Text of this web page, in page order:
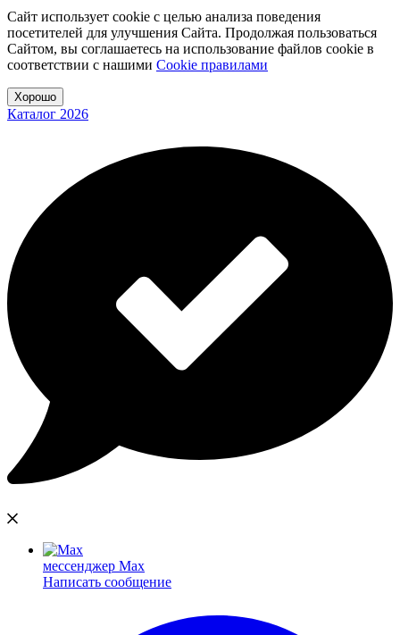
Сайт использует cookie с целью анализа поведения
посетителей для улучшения Сайта. Продолжая пользоваться
Сайтом, вы соглашаетесь на использование файлов cookie в
соответствии с нашими Cookiе правилами
Хорошо
Каталог 2026
мессенджер Max
Написать сообщение